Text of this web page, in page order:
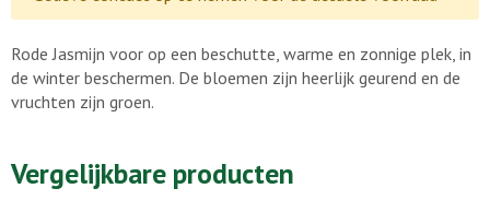
Rode Jasmijn voor op een beschutte, warme en zonnige plek, in
de winter beschermen. De bloemen zijn heerlijk geurend en de
vruchten zijn groen.
Vergelijkbare producten